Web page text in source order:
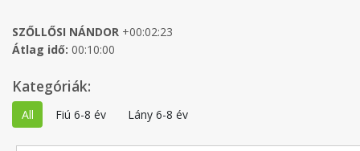
SZŐLLŐSI NÁNDOR +00:02:23
Átlag idő: 00:10:00
Kategóriák:
All Fiú 6-8 év Lány 6-8 év